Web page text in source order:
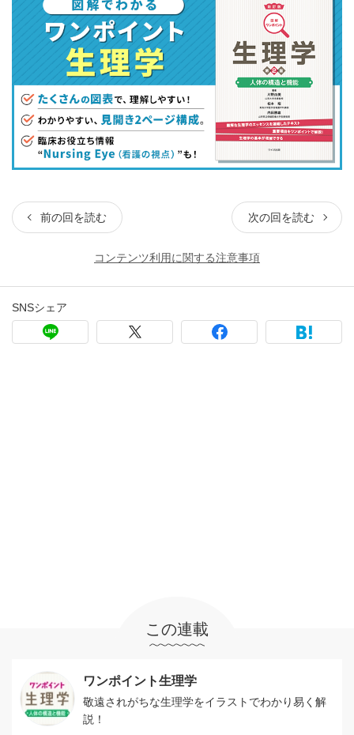
前の回を読む 次の回を読む
コンテンツ利用に関する注意事項
SNSシェア
この連載
ワンポイント生理学
敬遠されがちな生理学をイラストでわかり易く解
説！